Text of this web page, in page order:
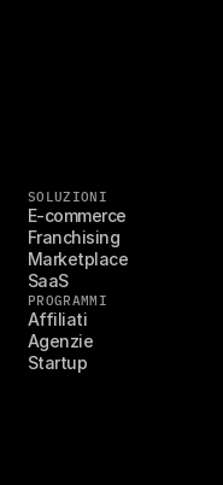
SOLUZIONI
E-commerce
Franchising
Marketplace
SaaS
PROGRAMMI
Affiliati
Agenzie
Startup